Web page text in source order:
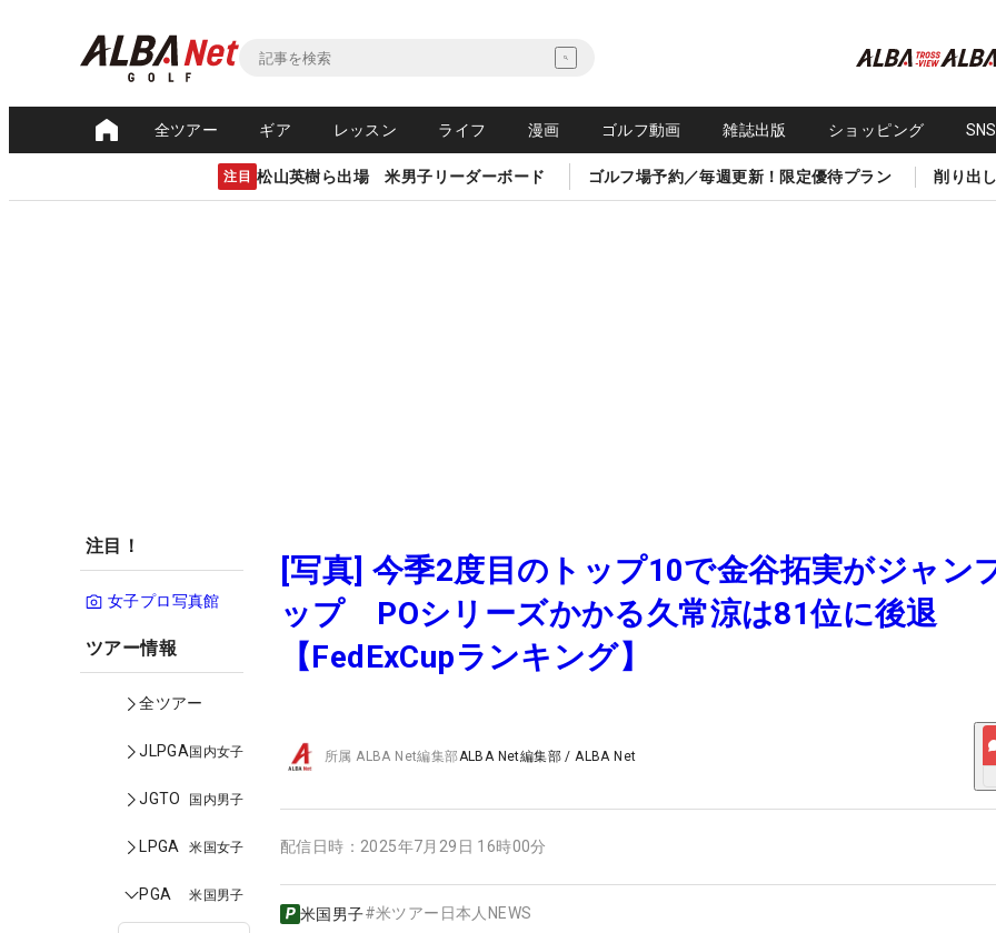
全ツアー ギア レッスン ライフ 漫画 ゴルフ動画 雑誌出版 ショッピング
注目 松山英樹ら出場 米男子リーダーボード ゴルフ場予約／毎週更新！限定優待プラン 削り出
注目！
女子プロ写真館
ツアー情報
全ツアー
JLPGA国内女子
JGTO 国内男子
LPGA 米国女子
PGA 米国男子
[写真] 今季2度目のトップ10で金谷拓実がジャン
ップ POシリーズかかる久常涼は81位に後退
【FedExCupランキング】
所属ALBA Net編集部ALBA Net編集部 /ALBA Net
配信日時： 2025年7月29日 16時00分
米国男子#米ツアー日本人NEWS